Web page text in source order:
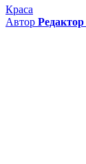
Краса
Автор Редактор